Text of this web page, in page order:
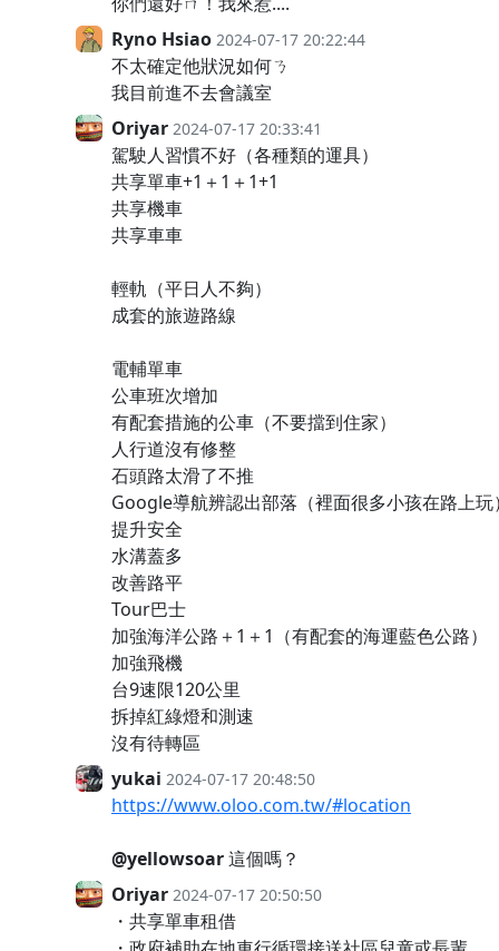
Ryno Hsiao 2024-07-17 20:22:44
不太確定他狀況如何ㄋ
我目前進不去會議室
Oriyar 2024-07-17 20:33:41
駕駛人習慣不好（各種類的運具）
共享單車+1＋1＋1+1
共享機車
共享車車
輕軌（平日人不夠）
成套的旅遊路線
電輔單車
公車班次增加
有配套措施的公車（不要擋到住家）
人行道沒有修整
石頭路太滑了不推
Google導航辨認出部落（裡面很多小孩在路上玩
提升安全
水溝蓋多
改善路平
Tour巴士
加強海洋公路＋1＋1（有配套的海運藍色公路）
加強飛機
台9速限120公里
拆掉紅綠燈和測速
沒有待轉區
yukai 2024-07-17 20:48:50
https://www.oloo.com.tw/#location
@yellowsoar這個嗎？
Oriyar 2024-07-17 20:50:50
・共享單車租借